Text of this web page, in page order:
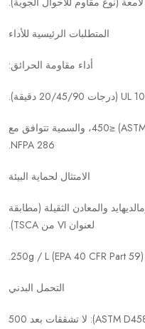
المتطلبات الرئيسية للأداء
أداء مقاومة الحرائق:
كثافة الدخان أثناء الاحتراق (ASTM E662) ≤450، والسمية تتوافق مع
NFPA 286.
الامتثال لحماية البيئة
والمعادن الثقيلة (مطابقة
لعنوان VI من TSCA).
التحمل البدني
اختبار مقاومة الرطوبة الحرارية (ASTM D4585): لا تشققات بعد 500